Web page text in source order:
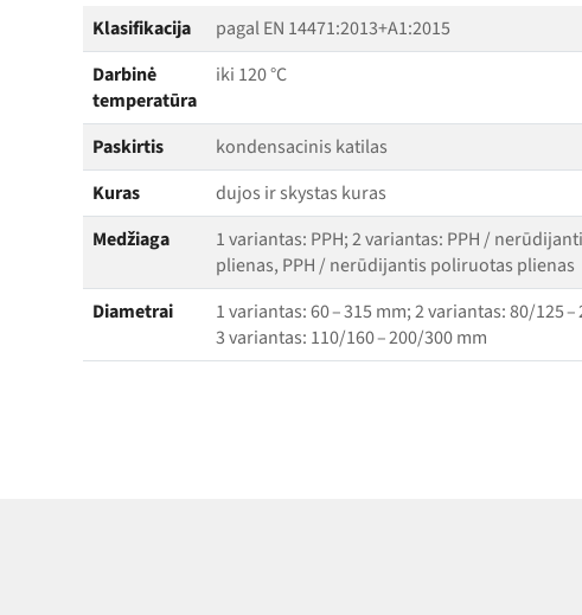
Klasifikacija
pagal EN 14471:2013+A1:2015
Darbinė
temperatūra
iki 120 °C
Paskirtis
kondensacinis katilas
Kuras
dujos ir skystas kuras
Medžiaga
1 variantas: PPH; 2 variantas: PPH /
plienas, PPH / nerūdijantis poliruotas plienas
Diametrai
1 variantas: 60 – 315 mm; 2 variantas: 80/125
3 variantas: 110/160 – 200/300 mm